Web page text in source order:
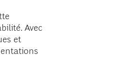
Avec
et